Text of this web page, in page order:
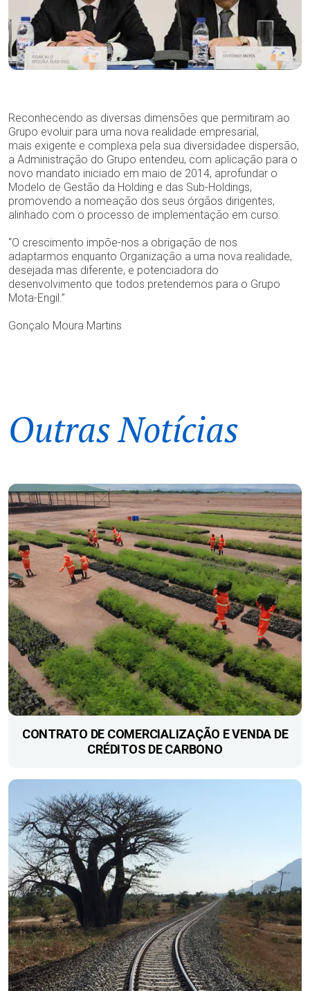
Reconhecendo as diversas dimensões que permitiram ao
Grupo evoluir para uma nova realidade empresarial,
mais exigente e complexa pela sua diversidadee dispersão,
a Administração do Grupo entendeu, com aplicação para o
novo mandato iniciado em maio de 2014, aprofundar o
Modelo de Gestão da Holding e das Sub-Holdings,
promovendo a nomeação dos seus órgãos dirigentes,
alinhado com o processo de implementação em curso.
“O crescimento impõe-nos a obrigação de nos
adaptarmos enquanto Organização a uma nova realidade,
desejada mas diferente, e potenciadora do
desenvolvimento que todos pretendemos para o Grupo
Mota-Engil.”
Gonçalo Moura Martins
Outras Notícias
CONTRATO DE ​COMERCIALIZAÇÃO E VENDA DE
CRÉDITOS DE CARBONO